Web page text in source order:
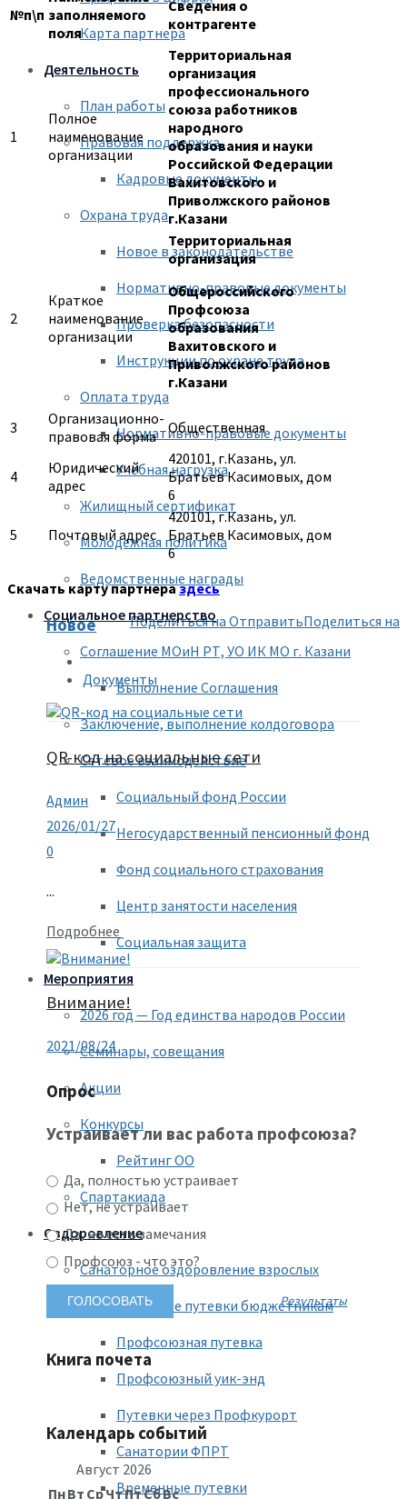
Карта партнера
Деятельность
План работы
Правовая поддержка
Кадровые документы
Охрана труда
Новое в законодательстве
Нормативно-правовые документы
Проверка безопасности
Инструкции по охране труда
Оплата труда
Нормативно-правовые документы
Учебная нагрузка
Жилищный сертификат
Молодежная политика
Ведомственные награды
Социальное партнерство
Соглашение МОиН РТ, УО ИК МО г. Казани
Выполнение Соглашения
Заключение, выполнение колдоговора
Сетевое взаимодействие
Социальный фонд России
Негосударственный пенсионный фонд
Фонд социального страхования
Центр занятости населения
Социальная защита
Мероприятия
2026 год — Год единства народов России
Семинары, совещания
Акции
Конкурсы
Рейтинг ОО
Спартакиада
Оздоровление
Санаторное оздоровление взрослых
Льготные путевки бюджетникам
Профсоюзная путевка
Профсоюзный уик-энд
Путевки через Профкурорт
Санатории ФПРТ
Временные путевки
№п\п заполняемого
поля
Сведения о
контрагенте
1
Полное
наименование
организации
Территориальная
организация
профессионального
союза работников
народного
образования и науки
Российской Федерации
Вахитовского и
Приволжского районов
г.Казани
2
Краткое
наименование
организации
Территориальная
организация
Общероссийского
Профсоюза
образования
Вахитовского и
Приволжского районов
г.Казани
3
Организационно-
правовая форма
Общественная
4
Юридический
адрес
420101, г.Казань, ул.
Братьев Касимовых, дом
6
5 Почтовый адрес
420101, г.Казань, ул.
Братьев Касимовых, дом
6
Скачать карту партнераздесь
Поделиться на ОтправитьПоделиться на
Новое
Документы
QR-код на социальные сети
Админ
2026/01/27
0
...
Подробнее
Внимание!
2021/08/24
Опрос
Устраивает ли вас работа профсоюза?
Да, полностью устраивает
Нет, не устраивает
Да, но есть замечания
Профсоюз - что это?
Результаты
Книга почета
Календарь событий
Август 2026
ПнВт СрЧтПтСбВс